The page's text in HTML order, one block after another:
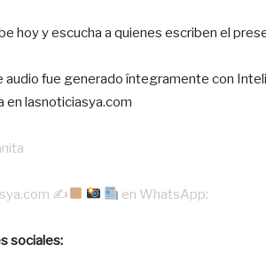
hoy y escucha a quienes escriben el
fue generado íntegramente con
en lasnoticiasya.com
✍ en WhatsApp:
sociales: